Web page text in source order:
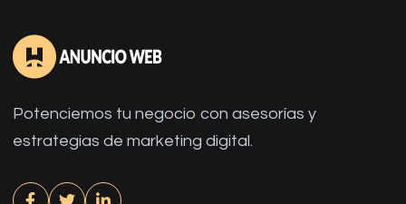
Potenciemos tu negocio con asesorías y
estrategias de marketing digital.